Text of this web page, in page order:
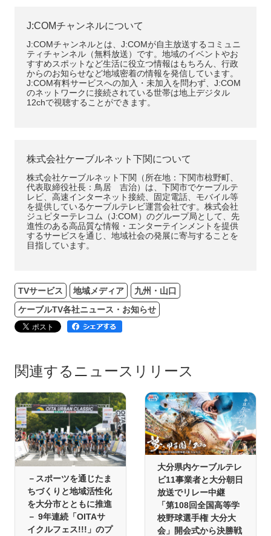
J:COMチャンネルについて
J:COMチャンネルとは、J:COMが自主放送するコミュニ
ティチャンネル（無料放送）です。地域のイベントやお
すすめスポットなど生活に役立つ情報はもちろん、行政
からのお知らせなど地域密着の情報を発信しています。
J:COM有料サービスへの加入・未加入を問わず、J:COM
のネットワークに接続されている世帯は地上デジタル
12chで視聴することができます。
株式会社ケーブルネット下関について
株式会社ケーブルネット下関（所在地：下関市椋野町、
代表取締役社長：鳥居 吉治）は、下関市でケーブルテ
レビ、高速インターネット接続、固定電話、モバイル等
を提供しているケーブルテレビ運営会社です。株式会社
ジュピターテレコム（J:COM）のグループ局として、先
進性のある高品質な情報・エンターテインメントを提供
するサービスを通じ、地域社会の発展に寄与することを
目指しています。
TVサービス 地域メディア
九州・山口
ケーブルTV各社ニュース・お知らせ
関連するニュースリリース
－スポーツを通じたま
ちづくりと地域活性化
を大分市とともに推進
－ 9年連続「OITAサ
イクルフェス!!!」のプ
大分県内ケーブルテレ
ビ11事業者と大分朝日
放送でリレー中継
「第108回全国高等学
校野球選手権 大分大
会」開会式から決勝戦